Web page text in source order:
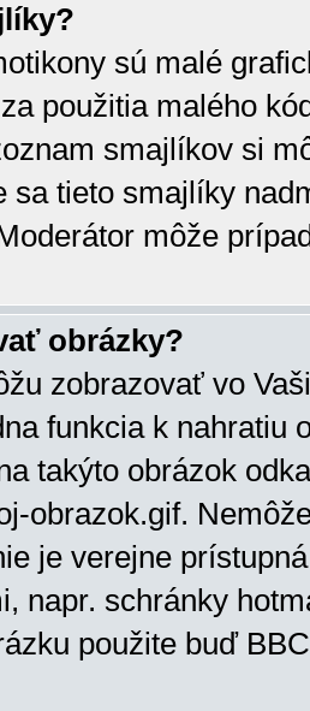
sú malé
použitia malého
smajlíkov si
sa tieto smajlíky
môže
obrázky?
zobrazovať vo
funkcia k nahratiu
takýto obrázok
obrazok.gif.
je verejne
napr. schránky
použite buď